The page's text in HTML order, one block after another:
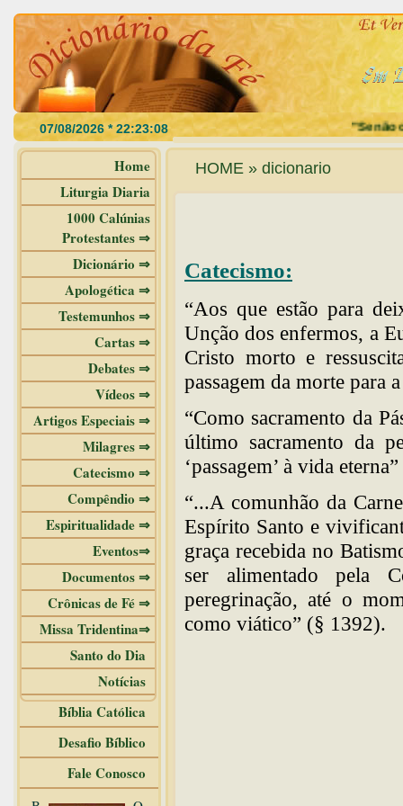
"Se não
Home
Liturgia Diaria
1000 Calúnias
Protestantes ⇒
Dicionário ⇒
Apologética ⇒
Testemunhos ⇒
Cartas ⇒
Debates ⇒
Vídeos ⇒
Artigos Especiais ⇒
Milagres ⇒
Catecismo ⇒
Compêndio ⇒
Espiritualidade ⇒
Eventos⇒
Documentos ⇒
Crônicas de Fé ⇒
Missa Tridentina⇒
Santo do Dia
Notícias
Bíblia Católica
Desafio Bíblico
Fale Conosco
HOME » dicionario
Catecismo:
“Aos que estão para
Unção dos enfermos, a
Cristo morto e
passagem da morte para
“Como sacramento da
último sacramento da
‘passagem’ à vida
“...A comunhão da
Espírito Santo e
graça recebida no
ser alimentado pela
peregrinação, até o
como viático” (§ 1392).